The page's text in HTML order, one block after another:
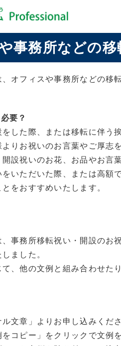
事務所などの
オフィスや事務所などの移
要？
した際、または移転に伴う
りお祝いのお言葉やご厚志
設祝いのお花、お品やお言
をいただいた際、または高額
をおすすめいたします。
事務所移転祝い・開設のお
ました。
、他の文例と組み合わせた
文章」よりお申し込みくださ
コピー」をクリックで文例